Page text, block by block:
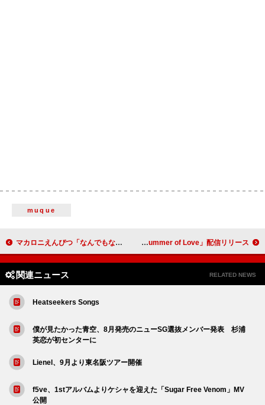
muque
マカロニえんぴつ「なんでもないよ、」6億回突破：今週のストリーミングまとめ 平井 大、“今”を駆け抜ける新曲「Summer of Love」配信リリース
関連ニュース RELATED NEWS
Heatseekers Songs
僕が見たかった青空、8月発売のニューSG選抜メンバー発表 杉浦
英恋が初センターに
Lienel、9月より東名阪ツアー開催
f5ve、1stアルバムよりケシャを迎えた「Sugar Free Venom」MV
公開